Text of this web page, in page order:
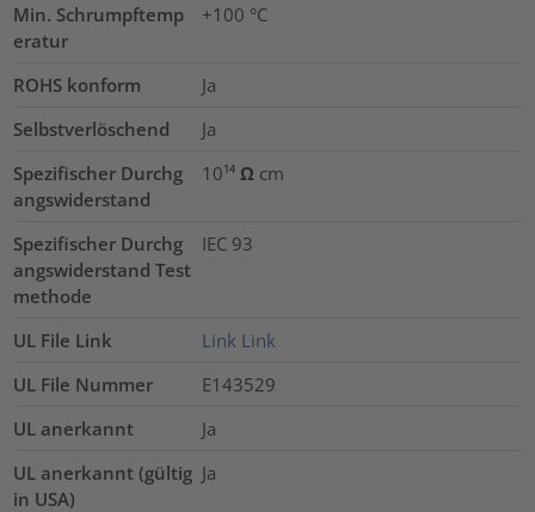
Min. Schrumpftemp
eratur
+100 °C
ROHS konform
Ja
Selbstverlöschend
Ja
Spezifischer Durchg
angswiderstand
10¹⁴ Ω cm
Spezifischer Durchg
angswiderstand Test
methode
IEC 93
UL File Link Link Link
UL File Nummer
E143529
UL anerkannt
Ja
UL anerkannt (gültig
in USA)
Ja